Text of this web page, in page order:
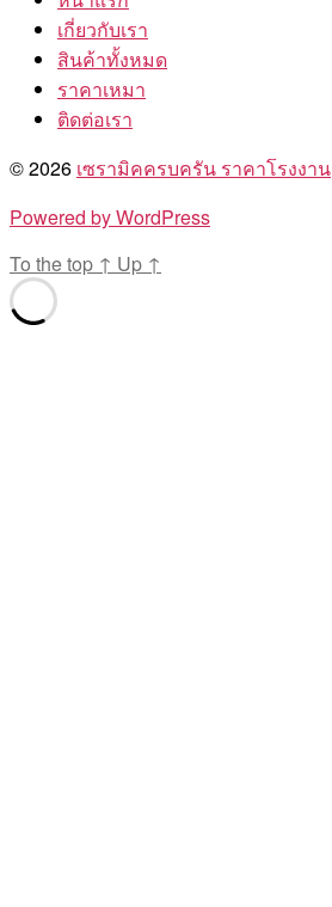
เกี่ยวกับเรา
สินค้าทั้งหมด
ราคาเหมา
ติดต่อเรา
© 2026 เซรามิคครบครัน ราคาโรงงาน
Powered by WordPress
To the top ↑ Up ↑